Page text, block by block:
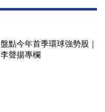
盤點今年首季環球強勢股｜
李聲揚專欄